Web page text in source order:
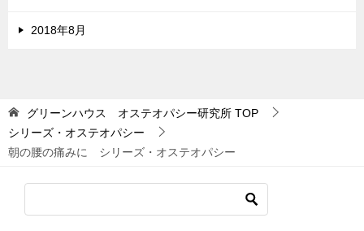
2018年8月
グリーンハウス オステオパシー研究所 TOP
シリーズ・オステオパシー
朝の腰の痛みに シリーズ・オステオパシー